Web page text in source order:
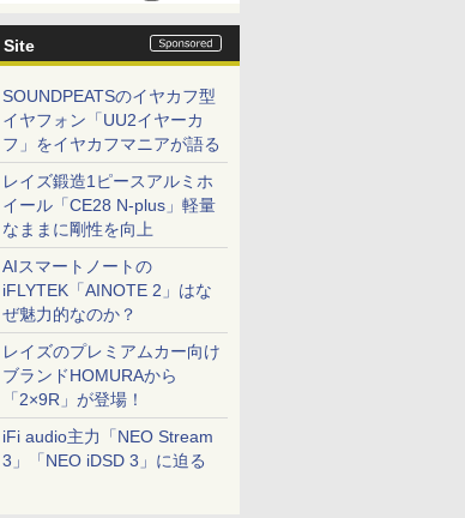
Site
SOUNDPEATSのイヤカフ型
イヤフォン「UU2イヤーカ
フ」をイヤカフマニアが語る
レイズ鍛造1ピースアルミホ
イール「CE28 N-plus」軽量
なままに剛性を向上
AIスマートノートの
iFLYTEK「AINOTE 2」はな
ぜ魅力的なのか？
レイズのプレミアムカー向け
ブランドHOMURAから
「2×9R」が登場！
iFi audio主力「NEO Stream
3」「NEO iDSD 3」に迫る